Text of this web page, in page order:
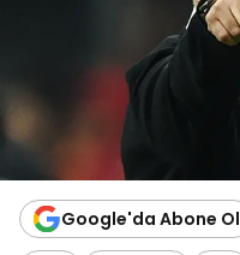
Google'da Abone Ol